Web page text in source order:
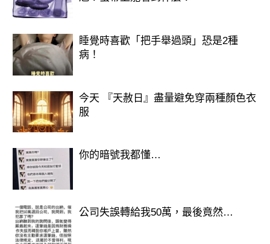
也不是想像中的那麼淒涼，演員們鏡頭
外還有說有笑。
這場「烏龍誤會」才總算平息，也讓不
少網友笑說：「果然，網路的感動有時
候要多看兩眼！」
延伸閱讀—————–
睡覺時喜歡「把手舉過頭」恐是2種
病！
今天 『天赦日』盡量避免穿兩種顏色衣
服
你的暗號我都懂…
公司失誤轉給我50萬，最後竟然…